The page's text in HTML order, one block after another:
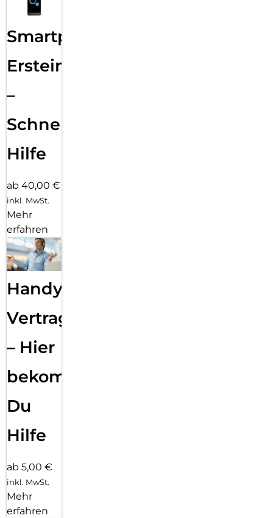
Smartphone
Ersteinrichtung
–
Schnelle
Hilfe
ab 40,00 €
inkl. MwSt.
Mehr
erfahren
Handy
Vertragsabwicklung
– Hier
bekommst
Du
Hilfe
ab 5,00 €
inkl. MwSt.
Mehr
erfahren